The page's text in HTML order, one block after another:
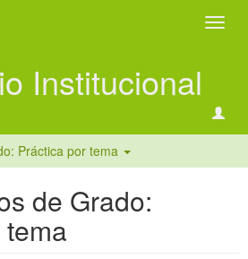
Institucional
Práctica por tema
de Grado: